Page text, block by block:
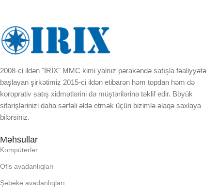
BREND
DAXILI YADDA
EKRAN
KORPUSUN RNGI:
LCD
OPERATIV YADDA
EKRAN
2008-ci ildən "İRİX" MMC kimi yalnız pərakəndə satışla fəaliyyətə
başlayan şirkətimiz 2015-ci ildən etibarən həm topdan həm də
koroprativ satış xidmətlərini də müştərilərinə təklif edir. Böyük
sifarişlərinizi daha sərfəli əldə etmək üçün bizimlə əlaqə saxlaya
bilərsiniz.
Məhsullar
Kompüterlər
Ofis avadanlıqları
Şəbəkə avadanlıqları